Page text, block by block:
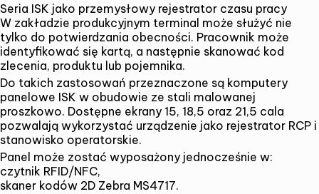
Seria ISK jako przemysłowy rejestrator czasu pracy
W zakładzie produkcyjnym terminal może służyć nie
tylko do potwierdzania obecności. Pracownik może
identyfikować się kartą, a następnie skanować kod
zlecenia, produktu lub pojemnika.
Do takich zastosowań przeznaczone są komputery
panelowe ISK w obudowie ze stali malowanej
proszkowo. Dostępne ekrany 15, 18,5 oraz 21,5 cala
pozwalają wykorzystać urządzenie jako rejestrator RCP i
stanowisko operatorskie.
Panel może zostać wyposażony jednocześnie w:
czytnik RFID/NFC,
skaner kodów 2D Zebra MS4717.